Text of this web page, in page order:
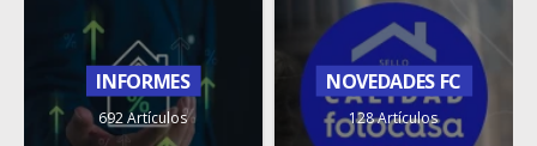
INFORMES
692 Artículos
NOVEDADES FC
128 Artículos